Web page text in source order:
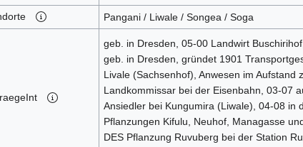
Pangani / Liwale / Songea / Soga
geb. in Dresden, 05-00 Landwirt
geb. in Dresden, gründet 1901
Livale (Sachsenhof), Anwesen im
Landkommissar bei der Eisenbahn, 03-07
Ansiedler bei Kungumira (Liwale), 04-08 in
Pflanzungen Kifulu, Neuhof, Managasse
DES Pflanzung Ruvuberg bei der Station